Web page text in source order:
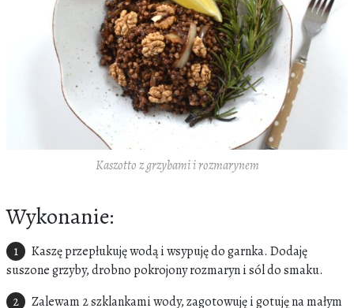
Kaszotto z grzybami i rozmarynem
Wykonanie:
Kaszę przepłukuję wodą i wsypuję do garnka. Dodaję
suszone grzyby, drobno pokrojony rozmaryn i sól do smaku.
Zalewam 2 szklankami wody, zagotowuję i gotuję na małym